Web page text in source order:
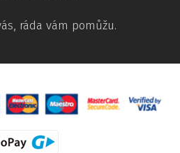
ráda vám pomůžu.